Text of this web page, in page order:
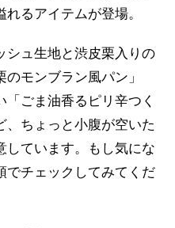
るアイテムが登場。
シュ生地と渋皮栗入りの
モンブラン風パン」
ごま油香るピリ辛つく
、ちょっと小腹が空いた
しています。もし気にな
でチェックしてみてくだ